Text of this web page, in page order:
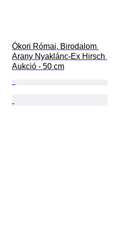
Ókori Római, Birodalom
Arany Nyaklánc-Ex Hirsch
Aukció - 50 cm